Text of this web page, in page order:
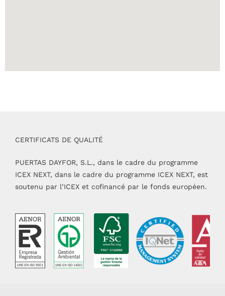
CERTIFICATS DE QUALITÉ
PUERTAS DAYFOR, S.L., dans le cadre du programme
ICEX NEXT, dans le cadre du programme ICEX NEXT, est
soutenu par l’ICEX et cofinancé par le fonds européen.